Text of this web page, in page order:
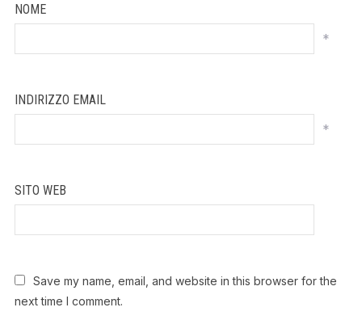
NOME
*
INDIRIZZO EMAIL
*
SITO WEB
Save my name, email, and website in this browser for the
next time I comment.